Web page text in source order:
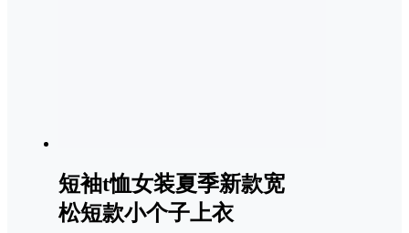
短袖t恤女装夏季新款宽
松短款小个子上衣